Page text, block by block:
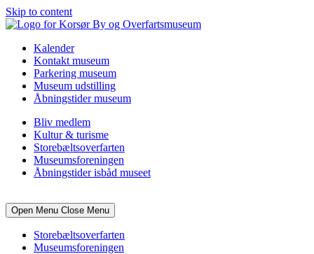
Skip to content
Kalender
Kontakt museum
Parkering museum
Museum udstilling
Åbningstider museum
Bliv medlem
Kultur & turisme
Storebæltsoverfarten
Museumsforeningen
Åbningstider isbåd museet
Open Menu Close Menu
Storebæltsoverfarten
Museumsforeningen